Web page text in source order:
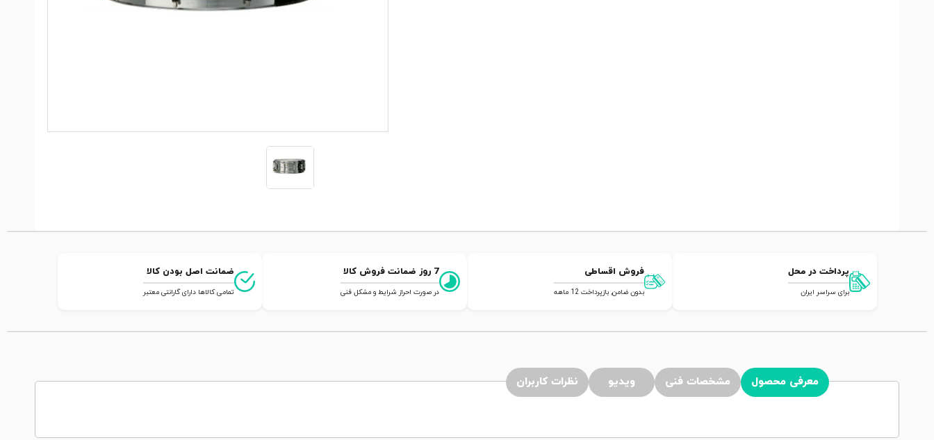
پرداخت در محل
برای سراسر ایران
فروش اقساطی
بدون ضامن, بازپرداخت 12 ماهه
7 روز ضمانت فروش کالا
در صورت احراز شرایط و مشکل فنی
ضمانت اصل بودن کالا
تمامی کالاها دارای گارانتی معتبر
معرفی محصول مشخصات فنی ویدیو نظرات کاربران